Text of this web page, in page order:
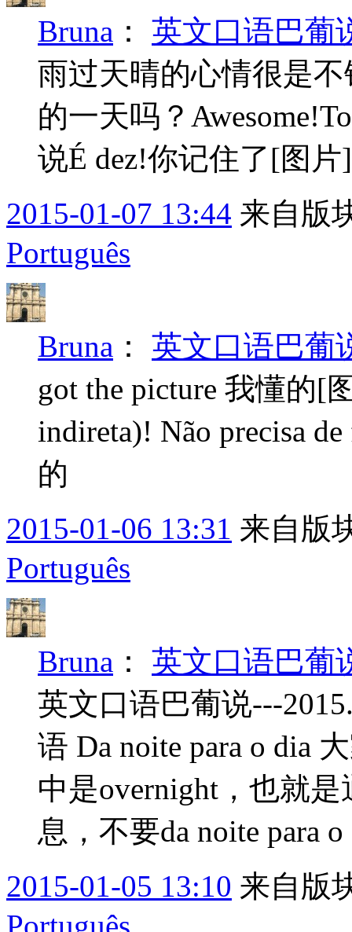
Bruna ： 英文口语巴葡
雨过天晴的心情很是
的一天吗？
说É dez!你记住了[图
2015-01-07 13:44 来自版
Português
Bruna ： 英文口语巴葡
got the picture 我懂的[
indireta)! Não precisa
的
2015-01-06 13:31 来自版
Português
Bruna ： 英文口语巴葡
英文口语巴葡说---
语 Da noite para o dia
中是overnight，也就
息，不要da noite para
2015-01-05 13:10 来自版
Português